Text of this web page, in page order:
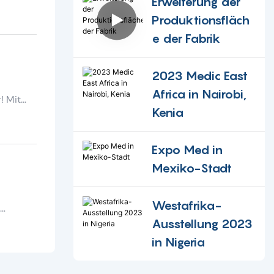
Sie
Mit
Produktionsfläch
e der Fabrik
2023 Medic East
Africa in Nairobi,
Kenia
Expo Med in
Mexiko-Stadt
Westafrika-
Ausstellung 2023
in Nigeria